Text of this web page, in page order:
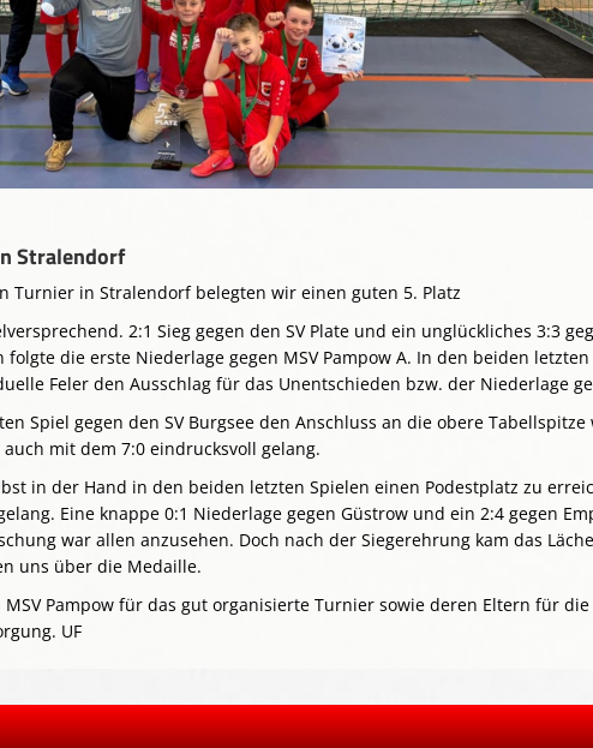
Stralendorf
Turnier in Stralendorf belegten wir einen guten 5. Platz
2:1 Sieg gegen den SV Plate und ein unglückliches 3:3
folgte die erste Niederlage gegen MSV Pampow A. In den beiden letzten
Feler den Ausschlag für das Unentschieden bzw. der Niederlage
Spiel gegen den SV Burgsee den Anschluss an die obere Tabellspitze
mit dem 7:0 eindrucksvoll gelang.
in der Hand in den beiden letzten Spielen einen Podestplatz zu
Eine knappe 0:1 Niederlage gegen Güstrow und ein 2:4 gegen
war allen anzusehen. Doch nach der Siegerehrung kam das
uns über die Medaille.
MSV Pampow für das gut organisierte Turnier sowie deren Eltern für die
UF